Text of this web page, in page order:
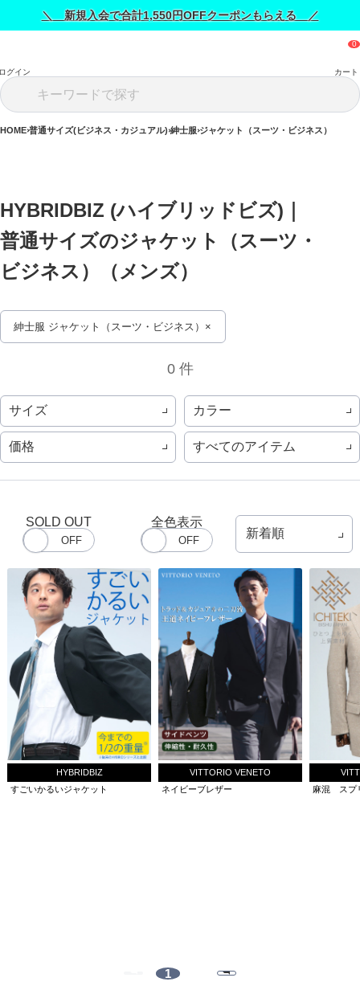
＼ 新規入会で合計1,550円OFFクーポンもらえる ／
グイン カート
HOME 普通サイズ(ビジネス・カジュアル) 紳士服 ジャケット（スーツ・ビジネス）
HYBRIDBIZ (ハイブリッドビズ)｜
普通サイズのジャケット（スーツ・
ビジネス）（メンズ）
紳士服 ジャケット（スーツ・ビジネス）
0 件
サイズ カラー
価格 すべてのアイテム
SOLD OUT 全色表示
HYBRIDBIZ
すごいかるいジャケット
VITTORIO VENETO
ネイビーブレザー
麻混 スプ
1